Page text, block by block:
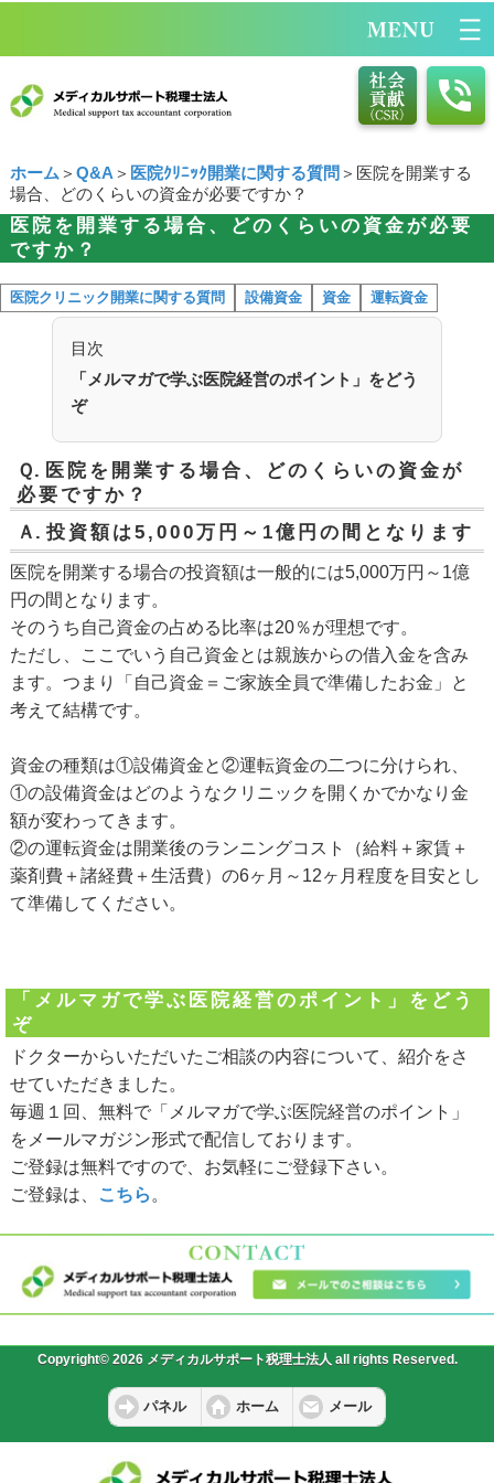
ホーム ＞ Q&A ＞ 医院ｸﾘﾆｯｸ開業に関する質問 ＞医院を開業する
場合、どのくらいの資金が必要ですか？
医院を開業する場合、どのくらいの資金が必要
ですか？
医院クリニック開業に関する質問 設備資金 資金 運転資金
目次
「メルマガで学ぶ医院経営のポイント」をどう
ぞ
Ｑ. 医院を開業する場合、どのくらいの資金が
必要ですか？
Ａ. 投資額は5,000万円～1億円の間となります
医院を開業する場合の投資額は一般的には5,000万円～1億
円の間となります。
そのうち自己資金の占める比率は20％が理想です。
ただし、ここでいう自己資金とは親族からの借入金を含み
ます。つまり「自己資金＝ご家族全員で準備したお金」と
考えて結構です。
資金の種類は①設備資金と②運転資金の二つに分けられ、
①の設備資金はどのようなクリニックを開くかでかなり金
額が変わってきます。
②の運転資金は開業後のランニングコスト（給料＋家賃＋
薬剤費＋諸経費＋生活費）の6ヶ月～12ヶ月程度を目安とし
て準備してください。
「メルマガで学ぶ医院経営のポイント」をどう
ぞ
ドクターからいただいたご相談の内容について、紹介をさ
せていただきました。
毎週１回、無料で「メルマガで学ぶ医院経営のポイント」
をメールマガジン形式で配信しております。
ご登録は無料ですので、お気軽にご登録下さい。
ご登録は、
こちら 。
Copyright© 2026 メディカルサポート税理士法人 all rights Reserved.
パネル ホーム メール